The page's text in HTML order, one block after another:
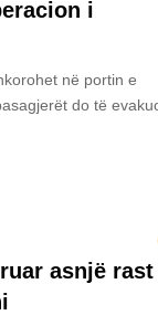
i
në portin e
do të
asnjë rast